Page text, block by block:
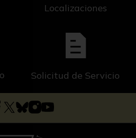
Localizaciones
Solicitud de Servicio